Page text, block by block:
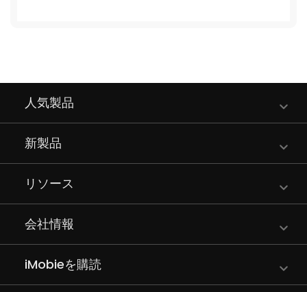
人気製品
新製品
リソース
会社情報
iMobieを購読